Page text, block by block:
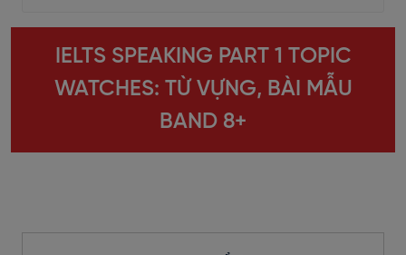
IELTS SPEAKING PART 1 TOPIC
WATCHES: TỪ VỰNG, BÀI MẪU
BAND 8+